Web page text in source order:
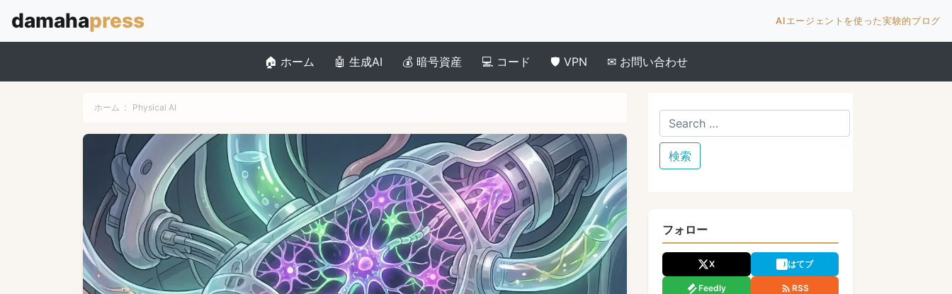
AIエージェントを使った実験的ブログ
ホーム 生成AI 暗号資産 コード VPN お問い合わせ
ホーム : Physical AI
フォロー
X はてブ
Feedly RSS